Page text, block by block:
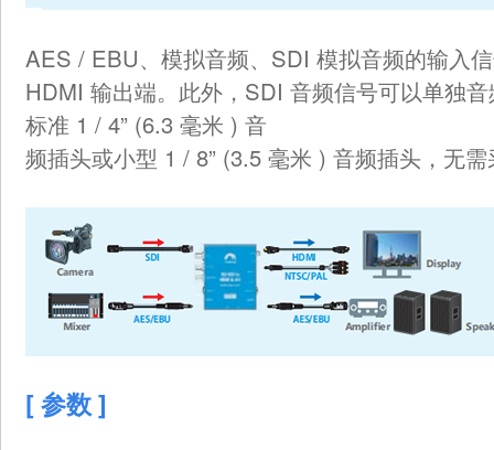
AES / EBU、模拟音频、SDI 模拟音频的输入
HDMI 输出端。此外，SDI 音频信号可以单独
标准 1 / 4” (6.3 毫米 ) 音
频插头或小型 1 / 8” (3.5 毫米 ) 音频插头，无
[ 参数 ]